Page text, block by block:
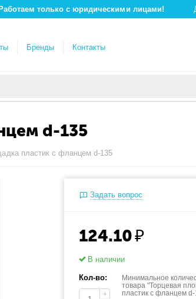
только с юридическими лицами!
Бренды Контакты
d-135
пластик с фланцем d-135
Задать вопрос
124.10₽
В наличии
Кол-во:
+
Минимальное
товара "Торцевая
пластик с фланцем